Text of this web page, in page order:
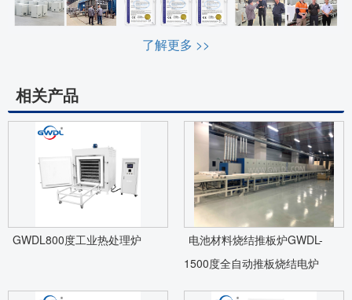
了解更多 >>
相关产品
GWDL800度工业热处理炉
电池材料烧结推板炉GWDL-
1500度全自动推板烧结电炉